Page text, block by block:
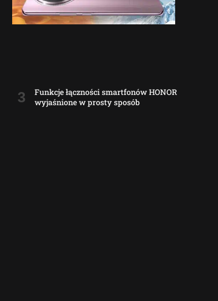
Funkcje łączności smartfonów HONOR
wyjaśnione w prosty sposób